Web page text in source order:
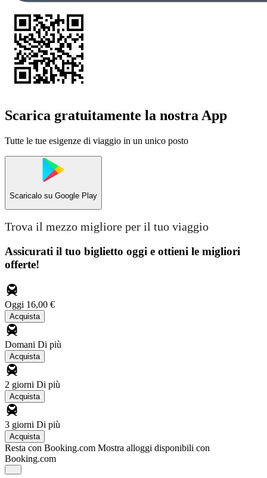
Scarica gratuitamente la nostra App
Tutte le tue esigenze di viaggio in un unico posto
Scaricalo su Google Play
Trova il mezzo migliore per il tuo viaggio
Assicurati il ​​tuo biglietto oggi e ottieni le migliori
offerte!
Oggi 16,00 €
Acquista
Domani Di più
Acquista
2 giorni Di più
Acquista
3 giorni Di più
Acquista
Resta con Booking.com Mostra alloggi disponibili con
Booking.com